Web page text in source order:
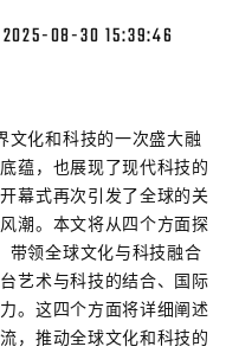
2025-08-30 15:39:46
化和科技的一次盛大融
蕴，也展现了现代科技的
幕式再次引发了全球的关
潮。本文将从四个方面探
领全球文化与科技融合
艺术与科技的结合、国际
。这四个方面将详细阐述
，推动全球文化和科技的